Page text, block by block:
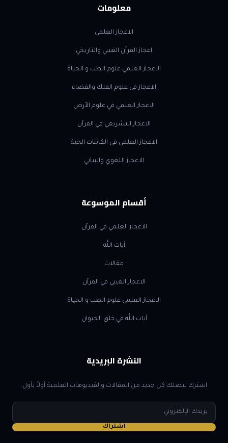
معلومات
الاعجاز العلمي
اعجاز القرآن الغيبي والتاريخي
الاعجاز العلمي علوم الطب و الحياة
الاعجاز في علوم الفلك والفضاء
الاعجاز العلمي في علوم الأرض
الاعجاز التشريعي في القرآن
الاعجاز العلمي في الكائنات الحية
الاعجاز اللغوي والبياني
أقسام الموسوعة
الاعجاز العلمي في القرآن
آيات الله
مقالات
الاعجاز الغيبي في القرآن
الاعجاز العلمي علوم الطب و الحياة
آيات الله في خلق الحيوان
النشرة البريدية
اشترك ليصلك كل جديد من المقالات والفيديوهات العلمية أولاً بأول.
البريد
الإلكتروني
اشتراك